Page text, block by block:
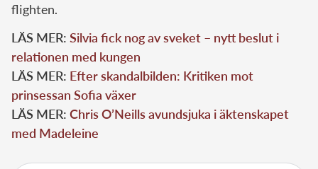
flighten.
LÄS MER: Silvia fick nog av sveket – nytt beslut i
relationen med kungen
LÄS MER: Efter skandalbilden: Kritiken mot
prinsessan Sofia växer
LÄS MER: Chris O’Neills avundsjuka i äktenskapet
med Madeleine